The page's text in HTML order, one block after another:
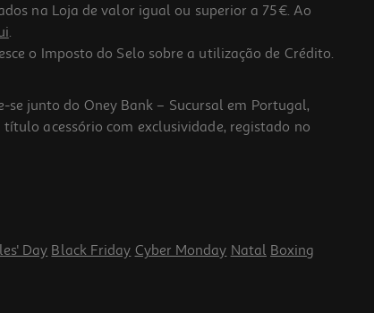
na Loja de valor igual ou superior a 75€. Ao
.
o Imposto do Selo sobre a utilização de Crédito.
junto do Oney Bank – Sucursal em Portugal,
acessório com exclusividade, registado no
Day Black Friday Cyber Monday Natal Boxing